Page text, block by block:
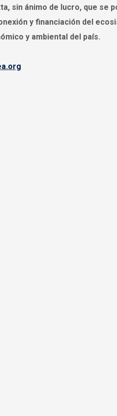
sin ánimo de lucro, que se
y financiación del
y ambiental del país.